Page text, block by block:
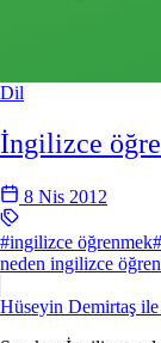
Dil
İngilizce
8 Nis 2012
#ingilizce öğrenmek
neden ingilizce
Hüseyin Demirtaş ile